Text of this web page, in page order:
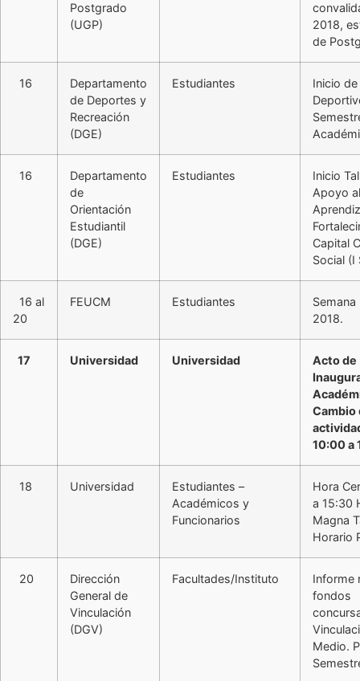
Postgrado
(UGP)
2018,
de
16
Departamento
de Deportes y
Recreación
(DGE)
Estudiantes
Inicio de
16
Departamento
de
Orientación
Estudiantil
(DGE)
Estudiantes
Inicio
Apoyo al
Capital
Social (I
16 al
20
FEUCM Estudiantes
2018.
17 Universidad Universidad
Acto de
Cambio
10:00 a
18 Universidad
Estudiantes –
Académicos y
Funcionarios
Hora
a 15:30
Magna
Horario
20
Dirección
General de
Vinculación
(DGV)
Facultades/Instituto
Informe
fondos
Medio.